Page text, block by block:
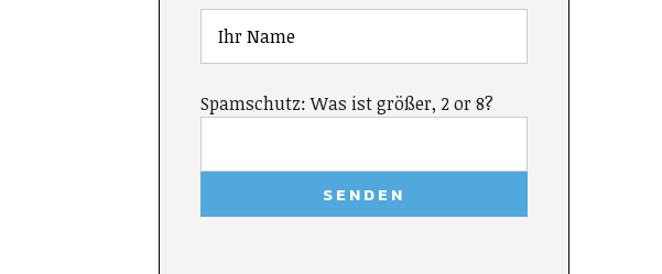
Spamschutz: Was ist größer, 2 or 8?